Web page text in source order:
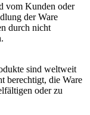
vom Kunden oder
der Ware
durch nicht
sind weltweit
berechtigt, die Ware
oder zu